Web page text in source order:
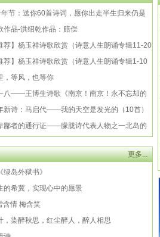
年节：送你60首诗词，愿你出走半生归来仍是
作品-洪绍乾作品：赔偿
荐】杨玉祥诗歌欣赏（诗意人生朗诵专辑11-20
荐】杨玉祥诗歌欣赏（诗意人生朗诵专辑1-10
，等风，也等你
八——王博生诗歌《南京！南京！永不忘却的
新诗：马启代——我的天空是发光的（10首）
鄙者的通行证——朦胧诗代表人物之一北岛的
更多...
绿岛外狱书》
的希冀，实现心中的愿景
含情 梅含笑
，染醉秋思，红尘醉人，醉人相思